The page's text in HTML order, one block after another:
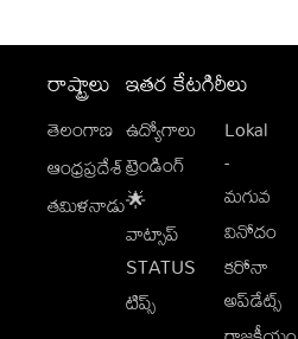
రాష్ట్రాలు
తెలంగాణ
ఆంధ్రప్రదేశ్
తమిళనాడు
ఇతర కేటగిరీలు
ఉద్యోగాలు
ట్రెండింగ్
🌟
వాట్సాప్
STATUS
టిప్స్
Lokal
-
మగువ
వినోదం
కరోనా
అప్‌డేట్స్